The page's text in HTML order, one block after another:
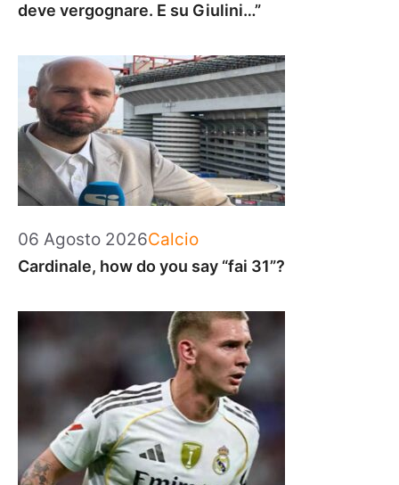
deve vergognare. E su Giulini…”
06 Agosto 2026Categorie
Calcio
Cardinale, how do you say “fai 31”?